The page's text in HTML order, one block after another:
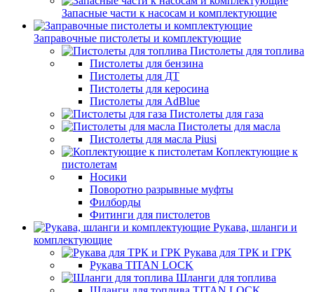
Запасные части к насосам и комплектующие
Заправочные пистолеты и комплектующие
Пистолеты для топлива
Пистолеты для бензина
Пистолеты для ДТ
Пистолеты для керосина
Пистолеты для AdBlue
Пистолеты для газа
Пистолеты для масла
Пистолеты для масла Piusi
Коплектующие к
пистолетам
Носики
Поворотно разрывные муфты
Филборды
Фитинги для пистолетов
Рукава, шланги и
комплектующие
Рукава для ТРК и ГРК
Рукава TITAN LOCK
Шланги для топлива